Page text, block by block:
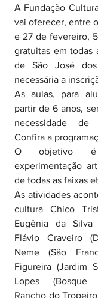
A Fundação
vai oferecer, entre
e 27 de fevereiro,
gratuitas em todas
de São José
necessária a
As aulas, para
partir de 6 anos,
necessidade de
Confira a
O objetivo
experimentação
de todas as faixas
As atividades
cultura Chico
Eugênia da Silva
Flávio Craveiro
Neme (São
Figureira (Jardim
Lopes (Bosque
Rancho do